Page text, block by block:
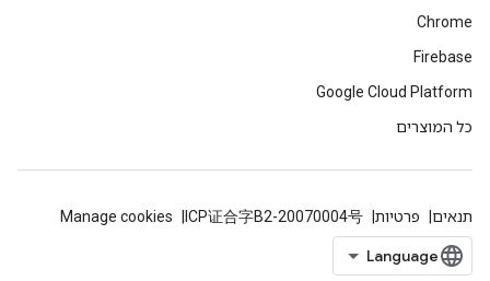
Chrome
Firebase
Google Cloud Platform
כל המוצרים
תנאים פרטיות ICP证合字B2-20070004号
Manage cookies